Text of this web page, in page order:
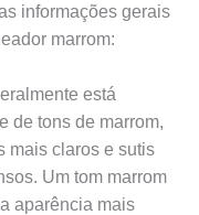
informações gerais
marrom:
está
de tons de marrom,
mais claros e sutis
Um tom marrom
aparência mais